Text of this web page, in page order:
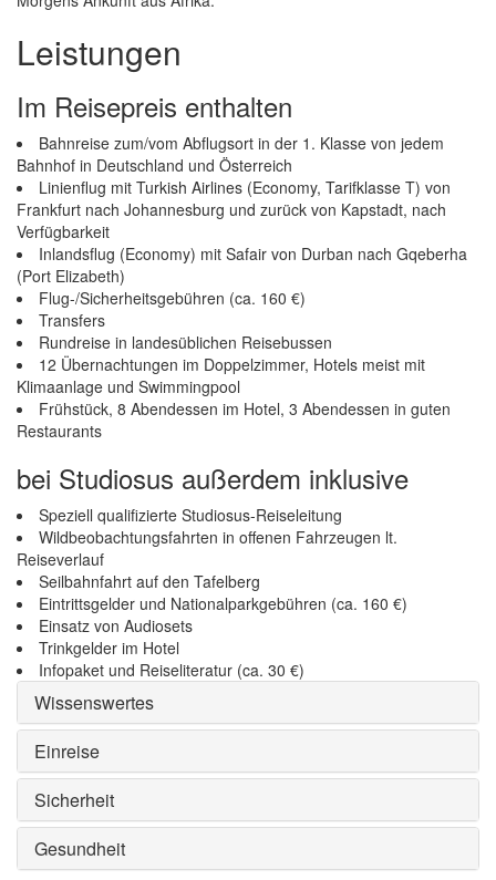
Leistungen
Im Reisepreis enthalten
Bahnreise zum/vom Abflugsort in der 1. Klasse von jedem
Bahnhof in Deutschland und Österreich
Linienflug mit Turkish Airlines (Economy, Tarifklasse T) von
Frankfurt nach Johannesburg und zurück von Kapstadt, nach
Verfügbarkeit
Inlandsflug (Economy) mit Safair von Durban nach Gqeberha
(Port Elizabeth)
Flug-/Sicherheitsgebühren (ca. 160 €)
Transfers
Rundreise in landesüblichen Reisebussen
12 Übernachtungen im Doppelzimmer, Hotels meist mit
Klimaanlage und Swimmingpool
Frühstück, 8 Abendessen im Hotel, 3 Abendessen in guten
Restaurants
bei Studiosus außerdem inklusive
Speziell qualifizierte Studiosus-Reiseleitung
Wildbeobachtungsfahrten in offenen Fahrzeugen lt.
Reiseverlauf
Seilbahnfahrt auf den Tafelberg
Eintrittsgelder und Nationalparkgebühren (ca. 160 €)
Einsatz von Audiosets
Trinkgelder im Hotel
Infopaket und Reiseliteratur (ca. 30 €)
Wissenswertes
Einreise
Sicherheit
Gesundheit